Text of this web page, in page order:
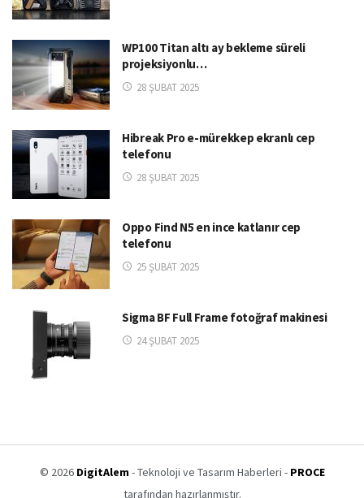
WP100 Titan altı ay bekleme süreli
projeksiyonlu…
28 ŞUBAT 2025
Hibreak Pro e-mürekkep ekranlı cep
telefonu
28 ŞUBAT 2025
Oppo Find N5 en ince katlanır cep
telefonu
25 ŞUBAT 2025
Sigma BF Full Frame fotoğraf makinesi
24 ŞUBAT 2025
© 2026 DigitAlem- Teknoloji ve Tasarım Haberleri - PROCE
tarafından hazırlanmıştır.